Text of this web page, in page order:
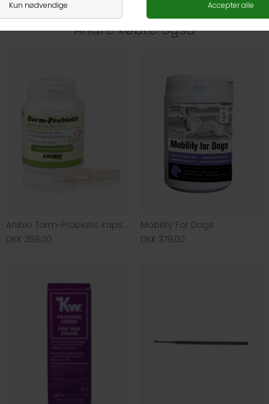
Andre købte også
Anibio Tarm-Probiotic kapsler
DKK 269,00
Mobility For Dogs
DKK 379,00